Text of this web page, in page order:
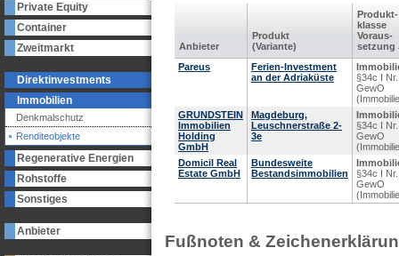
Private Equity
Container
Zweitmarkt
Direktinvestments
Immobilien
Denkmalschutz
Renditeobjekte
Regenerative Energien
Rohstoffe
Sonstiges
Anbieter
Anbieter
Produkt
(Variante)
Produkt­
klasse
Voraus­
setzung
Pareus
Ferien-Investment
an der Adriaküste
§34c I
GewO
GRUNDSTEIN
Immobilien
Holding
GmbH
Magdeburg,
Leuschnerstraße 2-
3e
§34c I
GewO
Domicil Real
Estate GmbH
Bundesweite
Bestandsimmobilien
§34c I
GewO
Fußnoten &